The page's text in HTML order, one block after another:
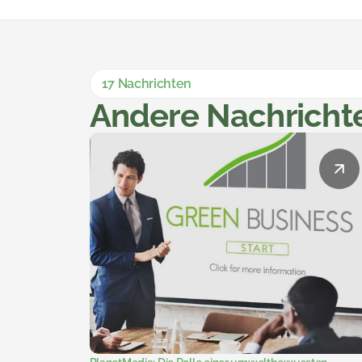
17 Nachrichten
Andere